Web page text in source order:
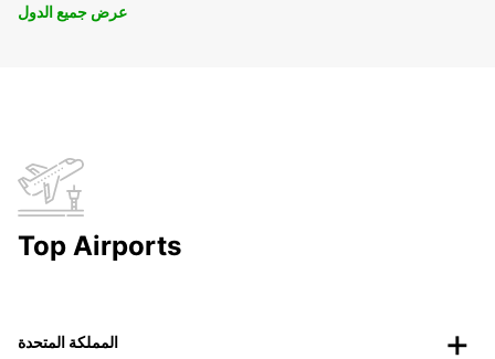
عرض جميع الدول
Top Airports
المملكة المتحدة